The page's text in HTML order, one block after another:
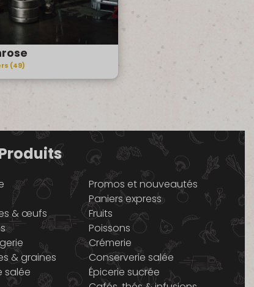
(49)
Promos et nouveautés
Paniers express
& œufs
Fruits
Poissons
Crémerie
& graines
Conserverie salée
salée
Épicerie sucrée